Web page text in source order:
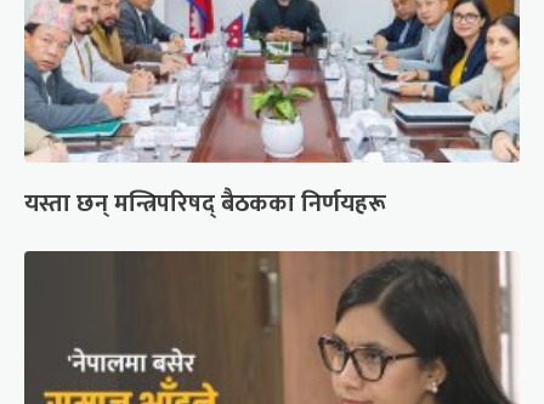
यस्ता छन् मन्त्रिपरिषद् बैठकका निर्णयहरू